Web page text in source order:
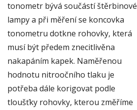
tonometr bývá součástí štěrbinové
lampy a při měření se koncovka
tonometru dotkne rohovky, která
musí být předem znecitlivěna
nakapáním kapek. Naměřenou
hodnotu nitroočního tlaku je
potřeba dále korigovat podle
tloušťky rohovky, kterou změříme